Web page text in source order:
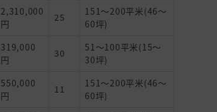
2,310,000
円
25
151～200平米(46～
60坪)
319,000
円
30
51～100平米(15～
30坪)
550,000
円
11
151～200平米(46～
60坪)